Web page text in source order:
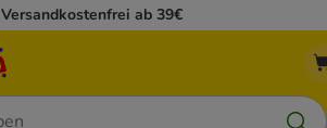
Versandkostenfrei ab 39€